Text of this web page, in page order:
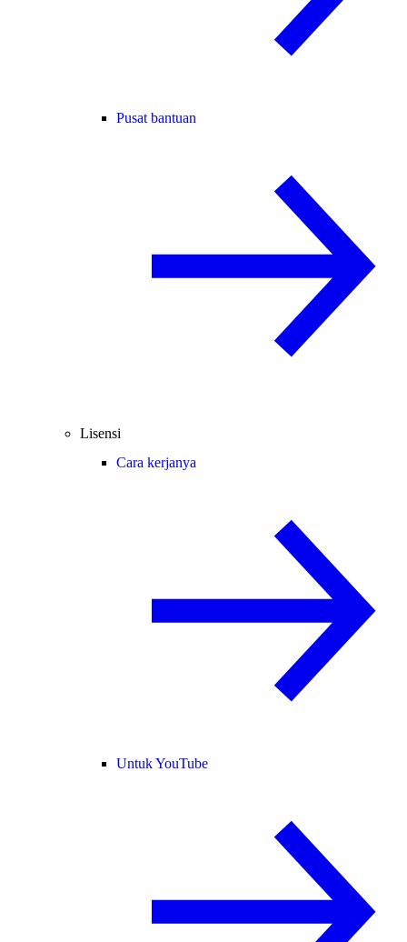
Pusat bantuan
Lisensi
Cara kerjanya
Untuk YouTube